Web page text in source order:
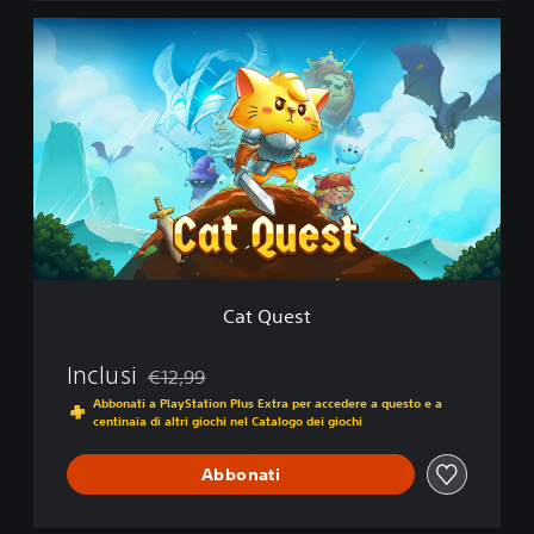
C
a
t
e
s
Cat Quest
Inclusi Scontato dal prezzo originale di €12,99
€12,99
Abbonati a PlayStation Plus Extra per accedere a questo e a
centinaia di altri giochi nel Catalogo dei giochi
Abbonati